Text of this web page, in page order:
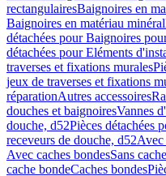
rectangulairesBaignoires en
Baignoires en matériau minéral
détachées pour Baignoires
détachées pour Eléments
traverses et fixations murales
jeux de traverses et fixations
réparationAutres accessoires
douches et baignoiresVannes
douche, d52Pièces détachées
receveurs de douche, d52Avec
Avec caches bondesSans
cache bondeCaches bondes